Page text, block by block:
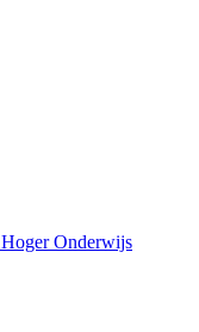
Hoger Onderwijs